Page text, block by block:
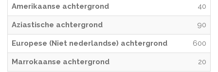
Amerikaanse achtergrond 40
Aziastische achtergrond 90
Europese (Niet nederlandse) achtergrond 600
Marrokaanse achtergrond 20